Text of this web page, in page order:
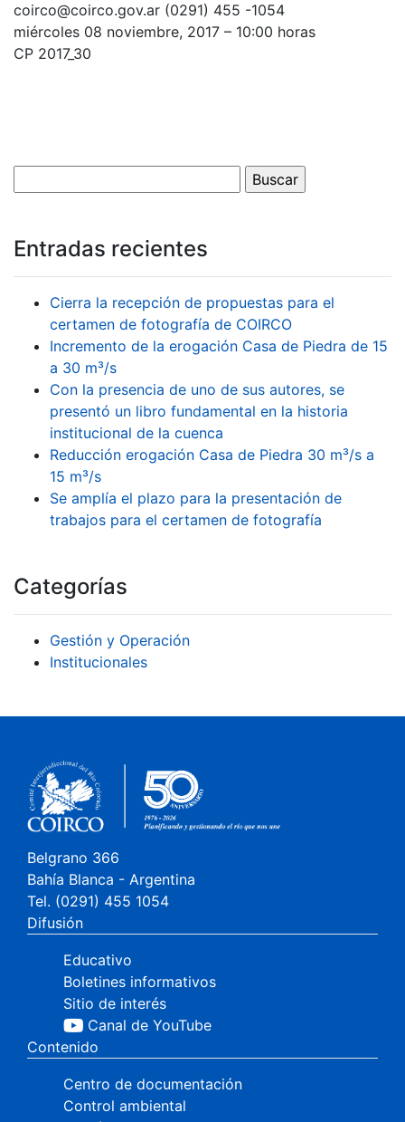
coirco@coirco.gov.ar (0291) 455 -1054
miércoles 08 noviembre, 2017 – 10:00 horas
CP 2017_30
Entradas recientes
Cierra la recepción de propuestas para el
certamen de fotografía de COIRCO
Incremento de la erogación Casa de Piedra de 15
a 30 m³/s
Con la presencia de uno de sus autores, se
presentó un libro fundamental en la historia
institucional de la cuenca
Reducción erogación Casa de Piedra 30 m³/s a
15 m³/s
Se amplía el plazo para la presentación de
trabajos para el certamen de fotografía
Categorías
Gestión y Operación
Institucionales
Belgrano 366
Bahía Blanca - Argentina
Tel. (0291) 455 1054
Difusión
Educativo
Boletines informativos
Sitio de interés
Canal de YouTube
Contenido
Centro de documentación
Control ambiental